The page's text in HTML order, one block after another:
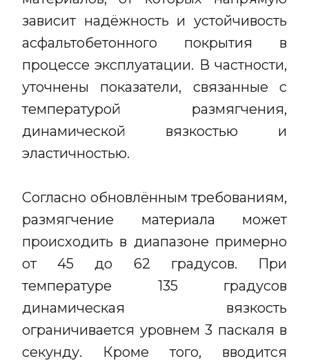
зависит надёжность и устойчивость
асфальтобетонного покрытия в
процессе эксплуатации. В частности,
уточнены показатели, связанные с
температурой размягчения,
динамической вязкостью и
эластичностью.
Согласно обновлённым требованиям,
размягчение материала может
происходить в диапазоне примерно
от 45 до 62 градусов. При
температуре 135 градусов
динамическая вязкость
ограничивается уровнем 3 паскаля в
секунду. Кроме того, вводится